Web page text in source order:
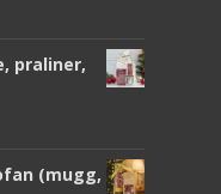
praliner,
(mugg,